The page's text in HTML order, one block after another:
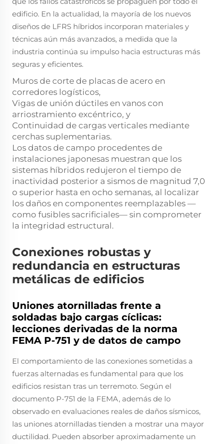
edificio. En la actualidad, la mayoría de los nuevos
diseños de LFRS híbridos incorporan materiales y
técnicas aún más avanzados, a medida que la
industria continúa su impulso hacia estructuras más
seguras y eficientes.
Muros de corte de placas de acero en
corredores logísticos,
Vigas de unión dúctiles en vanos con
arriostramiento excéntrico, y
Continuidad de cargas verticales mediante
cerchas suplementarias.
Los datos de campo procedentes de
instalaciones japonesas muestran que los
sistemas híbridos redujeron el tiempo de
inactividad posterior a sismos de magnitud 7,0
o superior hasta en ocho semanas, al localizar
los daños en componentes reemplazables —
como fusibles sacrificiales— sin comprometer
la integridad estructural.
Conexiones robustas y
redundancia en estructuras
metálicas de edificios
Uniones atornilladas frente a
soldadas bajo cargas cíclicas:
lecciones derivadas de la norma
FEMA P-751 y de datos de campo
El comportamiento de las conexiones sometidas a
fuerzas alternadas es fundamental para que los
edificios resistan tras un terremoto. Según el
documento P-751 de la FEMA, además de lo
observado en evaluaciones reales de daños sísmicos,
las uniones atornilladas tienden a mostrar una mayor
ductilidad. Pueden absorber aproximadamente un